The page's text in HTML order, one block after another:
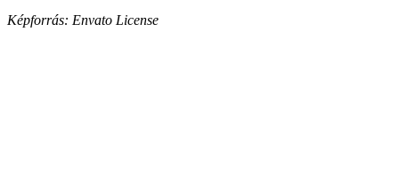
Képforrás: Envato License